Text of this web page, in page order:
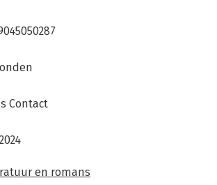
Contact
en romans